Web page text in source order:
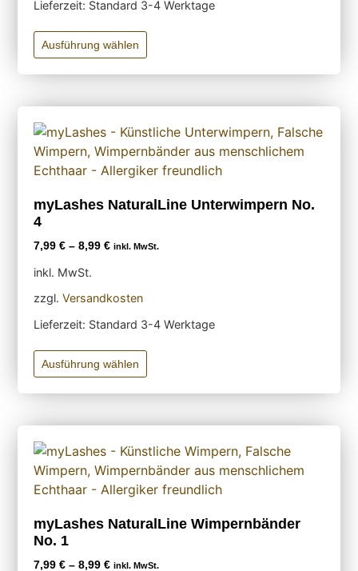
Lieferzeit: Standard 3-4 Werktage
Ausführung wählen
myLashes NaturalLine Unterwimpern No.
4
7,99€ –8,99€ inkl. MwSt.
inkl. MwSt.
zzgl.Versandkosten
Lieferzeit: Standard 3-4 Werktage
Ausführung wählen
myLashes NaturalLine Wimpernbänder
No. 1
7,99€ –8,99€ inkl. MwSt.